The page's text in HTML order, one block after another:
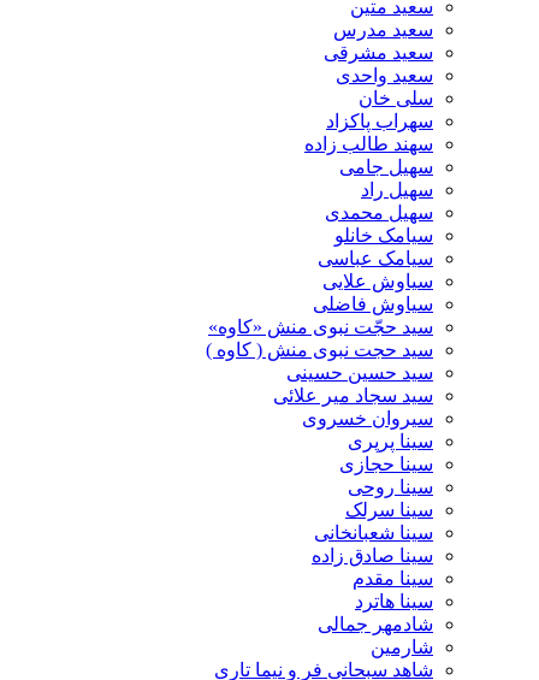
سعید متین
سعید مدرس
سعید مشرقی
سعید واحدی
سلی خان
سهراب پاکزاد
سهند طالب زاده
سهیل جامی
سهیل راد
سهیل محمدی
سیامک خانلو
سیامک عباسی
سیاوش علایی
سیاوش فاضلی
سید حجّت نبوی منش «کاوه»
سید حجت نبوی منش ( کاوه )
سید حسین حسینى
سید سجاد میر علائی
سیروان خسروی
سینا پرپری
سینا حجازی
سینا روحی
سینا سرلک
سینا شعبانخانی
سینا صادق زاده
سینا مقدم
سینا هاترد
شادمهر جمالی
شارمین
شاهد سبحانی فر و نیما تاری